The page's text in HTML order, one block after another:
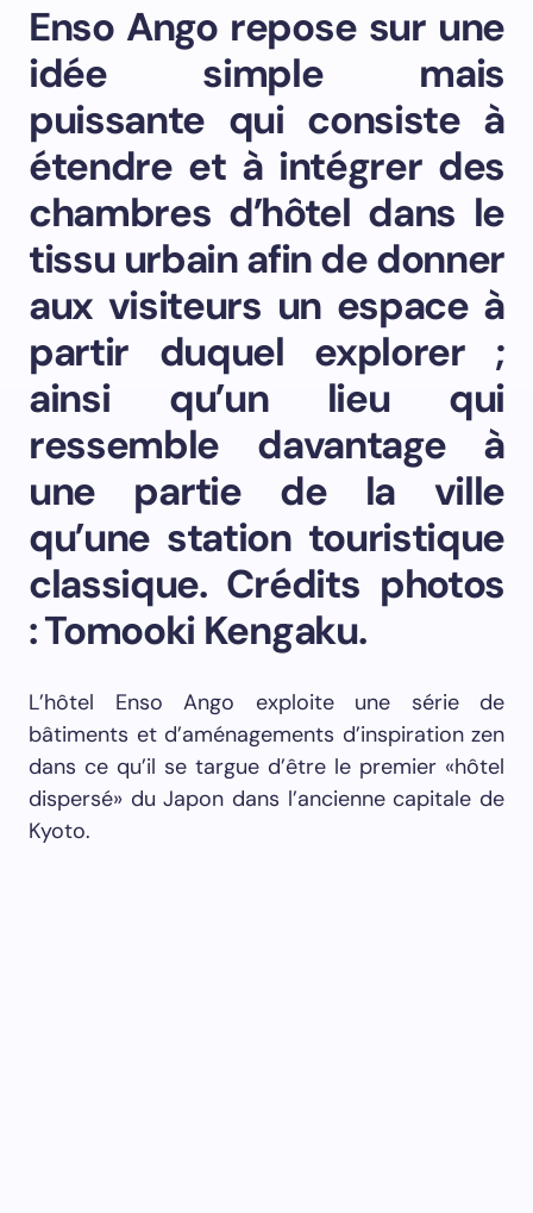
Enso Ango repose sur une
idée simple mais
puissante qui consiste à
étendre et à intégrer des
chambres d’hôtel dans le
tissu urbain afin de donner
aux visiteurs un espace à
partir duquel explorer ;
ainsi qu’un lieu qui
ressemble davantage à
une partie de la ville
qu’une station touristique
classique. Crédits photos
: Tomooki Kengaku.
L’hôtel Enso Ango exploite une série de
bâtiments et d’aménagements d’inspiration zen
dans ce qu’il se targue d’être le premier «hôtel
dispersé» du Japon dans l’ancienne capitale de
Kyoto.